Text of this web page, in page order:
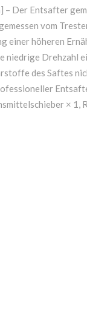
– Der Entsafter
vom
einer höheren
niedrige Drehzahl
des Saftes
× 1,